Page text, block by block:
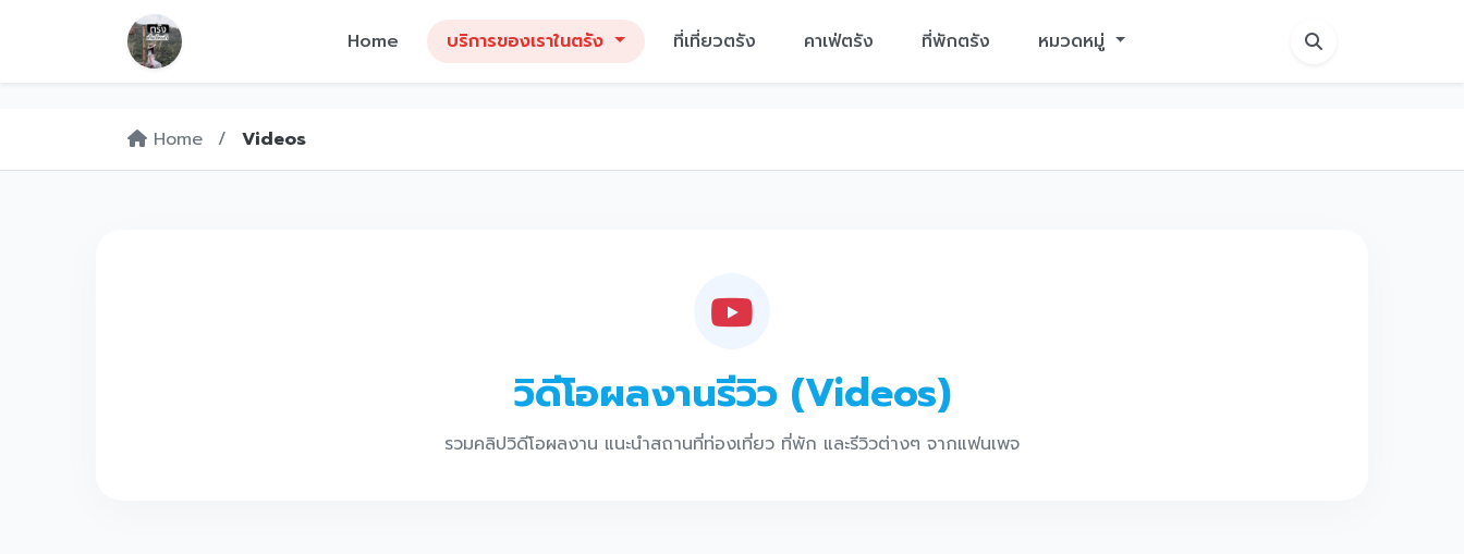
Home บริการของเราในตรัง ที่เที่ยวตรัง คาเฟ่ตรัง ที่พักตรัง หมวดหมู่
Home / Videos
วิดีโอผลงานรีวิว (Videos)
รวมคลิปวิดีโอผลงาน แนะนำสถานที่ท่องเที่ยว ที่พัก และรีวิวต่างๆ จากแฟนเพจ